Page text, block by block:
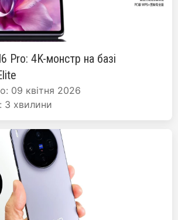
Pro: 4K-монстр на базі
09 квітня 2026
3 хвилини